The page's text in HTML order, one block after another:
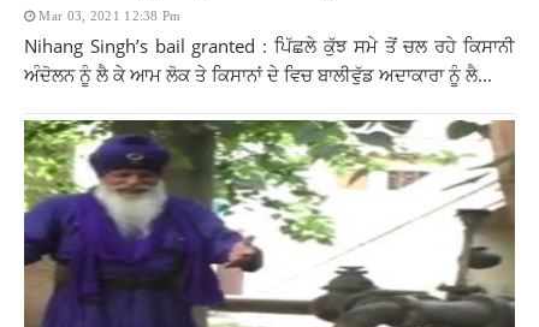
Mar 03, 2021 12:38 Pm
Nihang Singh’s bail granted : ਪਿੱਛਲੇ ਕੁੱਝ ਸਮੇ ਤੋਂ ਚਲ ਰਹੇ ਕਿਸਾਨੀ
ਅੰਦੋਲਨ ਨੂੰ ਲੈ ਕੇ ਆਮ ਲੋਕ ਤੇ ਕਿਸਾਨਾਂ ਦੇ ਵਿਚ ਬਾਲੀਵੁੱਡ ਅਦਾਕਾਰਾ ਨੂੰ ਲੈ...